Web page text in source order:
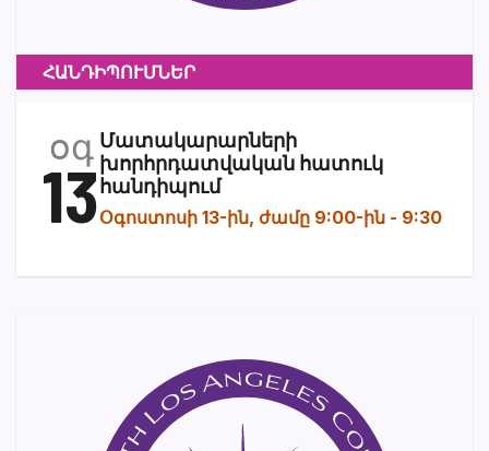
ՀԱՆԴԻՊՈՒՄՆԵՐ
օգ
13
Մատակարարների
խորհրդատվական հատուկ
հանդիպում
Օգոստոսի 13-ին, ժամը 9:00-ին - 9:30